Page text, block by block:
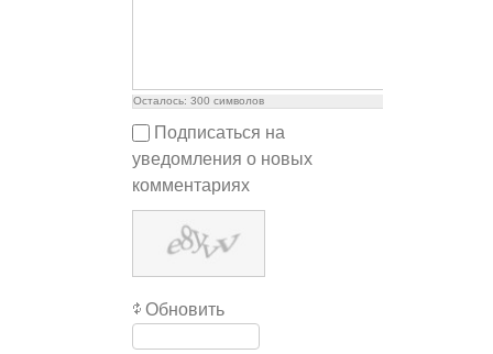
Осталось: 300 символов
Подписаться на
уведомления о новых
комментариях
Обновить